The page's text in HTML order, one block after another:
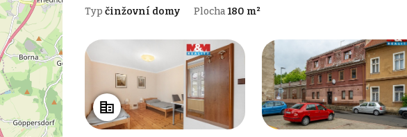
Typ činžovní domy Plocha180 m²